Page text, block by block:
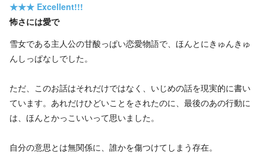
★★★ Excellent!!!
怖さには愛で
雪女である主人公の甘酸っぱい恋愛物語で、ほんとにきゅんきゅ
んしっぱなしでした。
ただ、このお話はそれだけではなく、いじめの話を現実的に書い
ています。あれだけひどいことをされたのに、最後のあの行動に
は、ほんとかっこいいって思いました。
自分の意思とは無関係に、誰かを傷つけてしまう存在。